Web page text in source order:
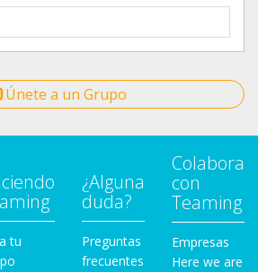
Únete a un Grupo
tu
¿Alguna
duda?
Preguntas
frecuentes
Colabora
con
Teaming
Empresas
Here we are